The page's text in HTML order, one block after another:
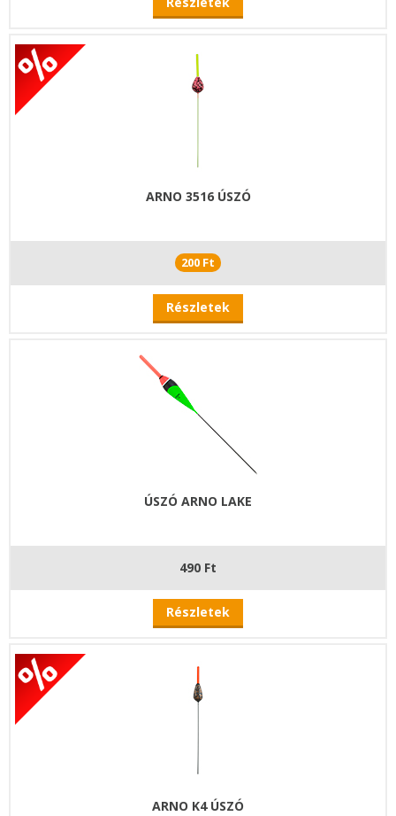
ARNO 3516 ÚSZÓ
200 Ft
Részletek
ÚSZÓ ARNO LAKE
490 Ft
Részletek
ARNO K4 ÚSZÓ